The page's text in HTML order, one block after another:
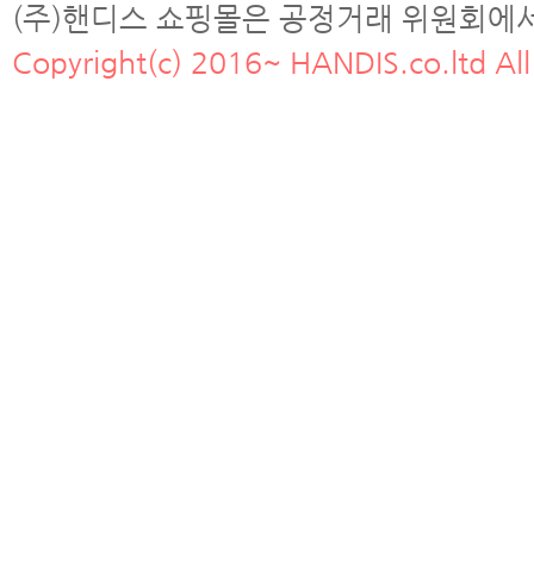
(주)핸디스 쇼핑몰은 공정거래 위원회
Copyright(c) 2016~ HANDIS.co.ltd